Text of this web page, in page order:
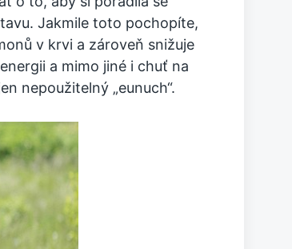
Jakmile toto pochopíte,
v krvi a zároveň snižuje
a mimo jiné i chuť na
nepoužitelný „eunuch“.